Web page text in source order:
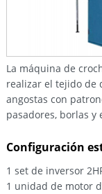
La máquina de
realizar el tejido de
angostas con
pasadores, borlas y
Configuración
1 set de inversor
1 unidad de motor